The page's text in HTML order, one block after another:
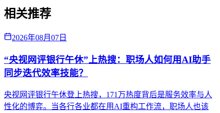
相关推荐
2026年08月07日
“央视网评银行午休”上热搜：职场人如何用AI助手
同步迭代效率技能？
央视网评银行午休登上热搜，171万热度背后是服务效率与人
性化的博弈。当各行各业都在用AI重构工作流，职场人也该